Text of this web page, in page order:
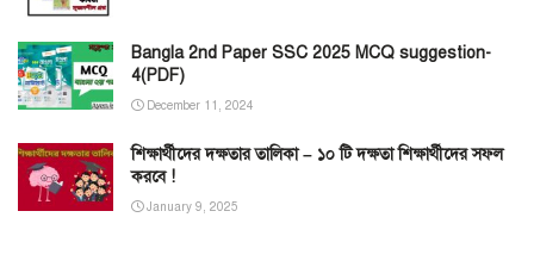
Bangla 2nd Paper SSC 2025 MCQ suggestion-
4(PDF)
December 11, 2024
শিক্ষার্থীদের দক্ষতার তালিকা – ১০ টি দক্ষতা শিক্ষার্থীদের সফল
করবে !
January 9, 2025